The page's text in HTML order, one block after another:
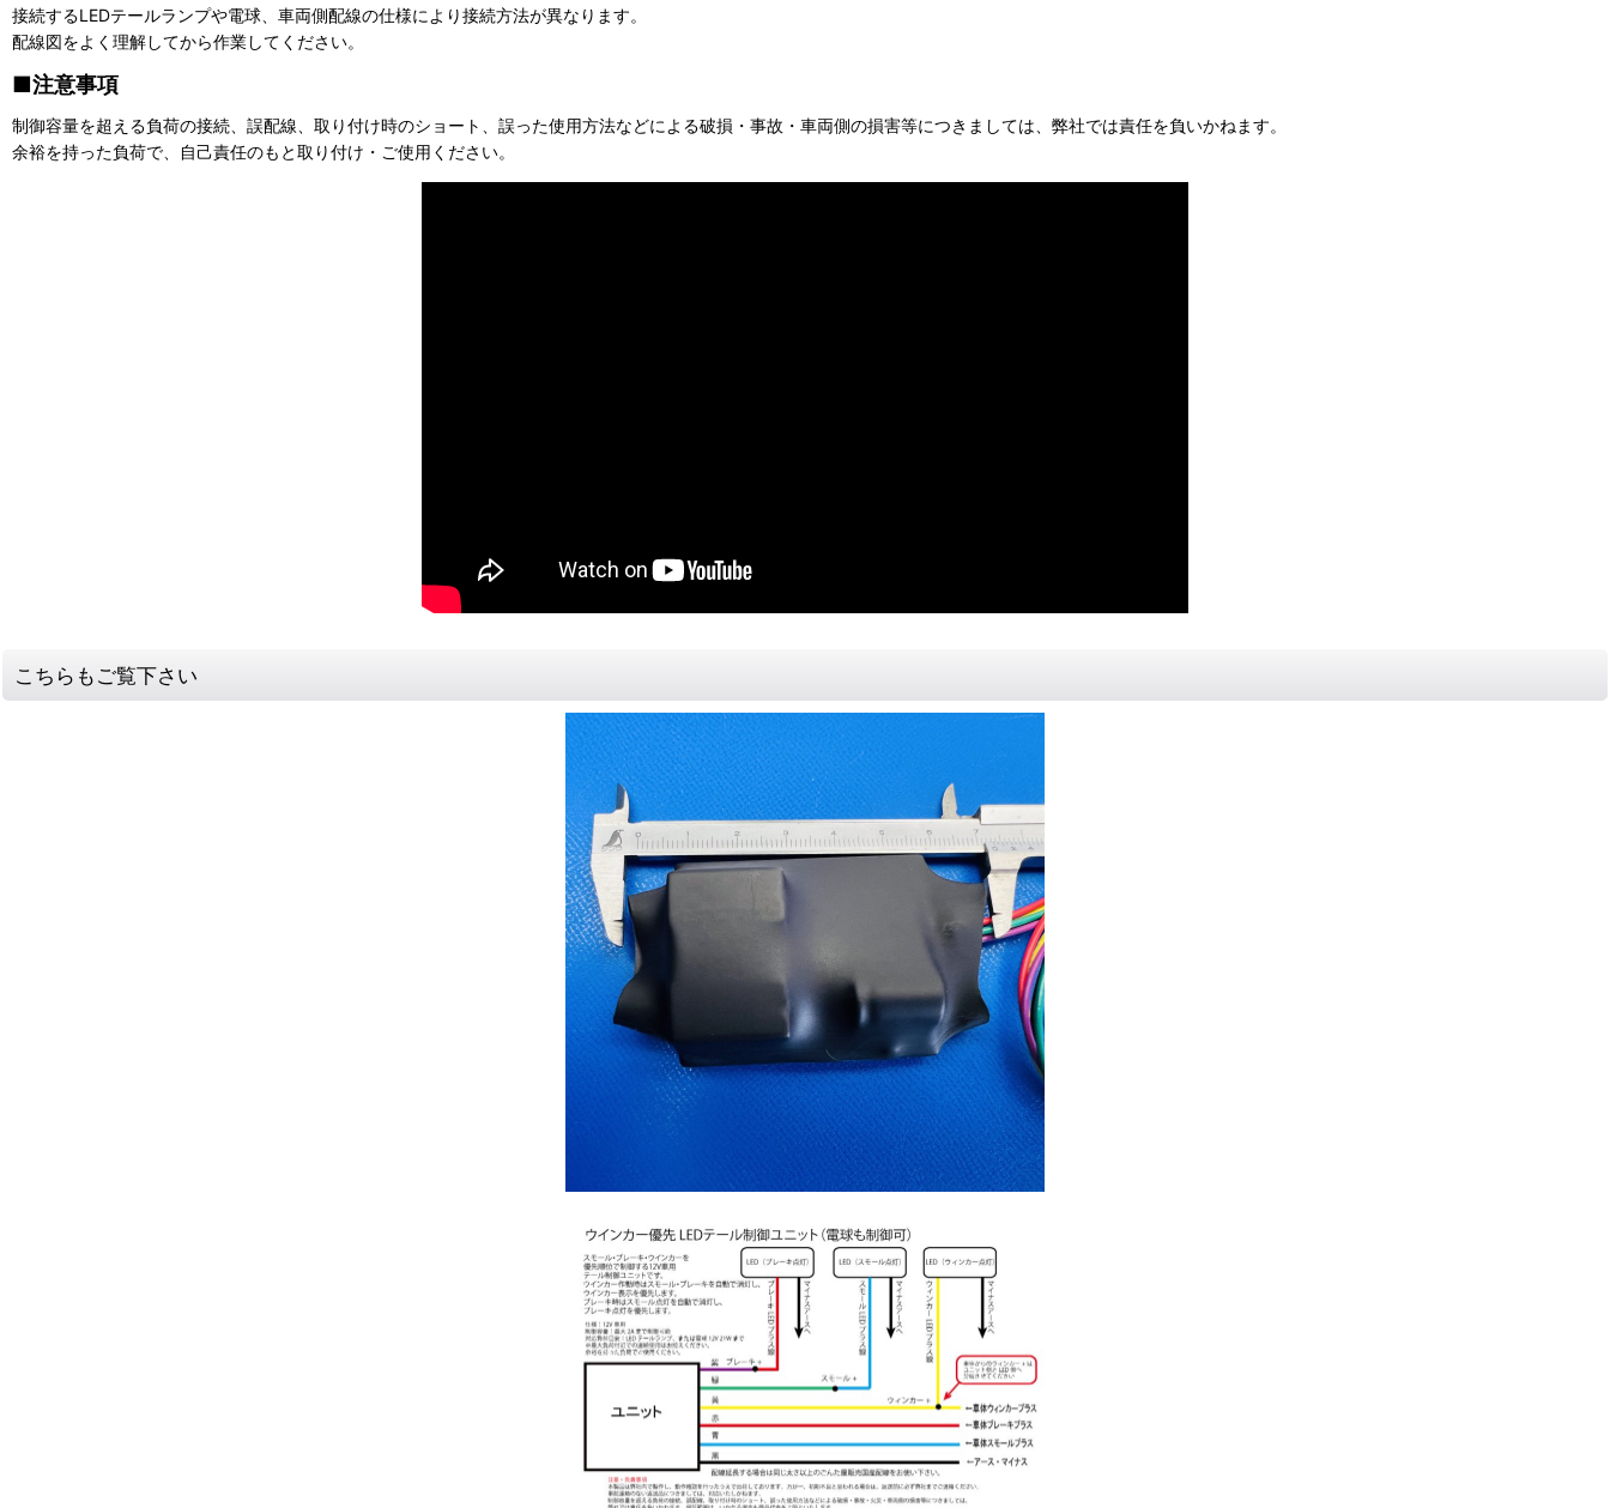
接続するLEDテールランプや電球、車両側配線の仕様により接続方法が異なります。
配線図をよく理解してから作業してください。
■注意事項
制御容量を超える負荷の接続、誤配線、取り付け時のショート、誤った使用方法などによる破損・事故・車両側の損害等につきましては、弊社では責任を負いかねます。
余裕を持った負荷で、自己責任のもと取り付け・ご使用ください。
こちらもご覧下さい